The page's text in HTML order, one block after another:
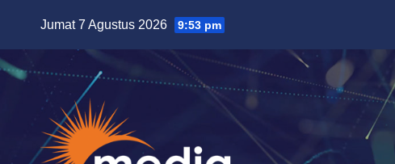
content
Jumat 7 Agustus 2026 9:53 pm